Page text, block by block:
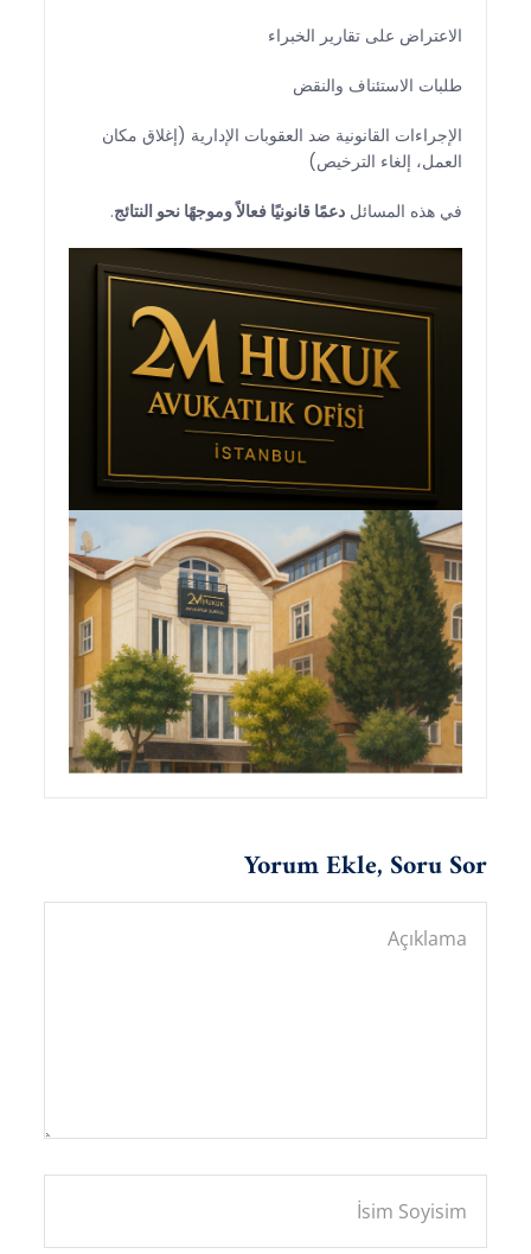
الاعتراض على تقارير الخبراء
طلبات الاستئناف والنقض
الإجراءات القانونية ضد العقوبات الإدارية (إغلاق مكان
العمل، إلغاء الترخيص)
في هذه المسائلدعمًا قانونيًا فعالاً وموجهًا نحو النتائج.
Yorum Ekle, Soru Sor